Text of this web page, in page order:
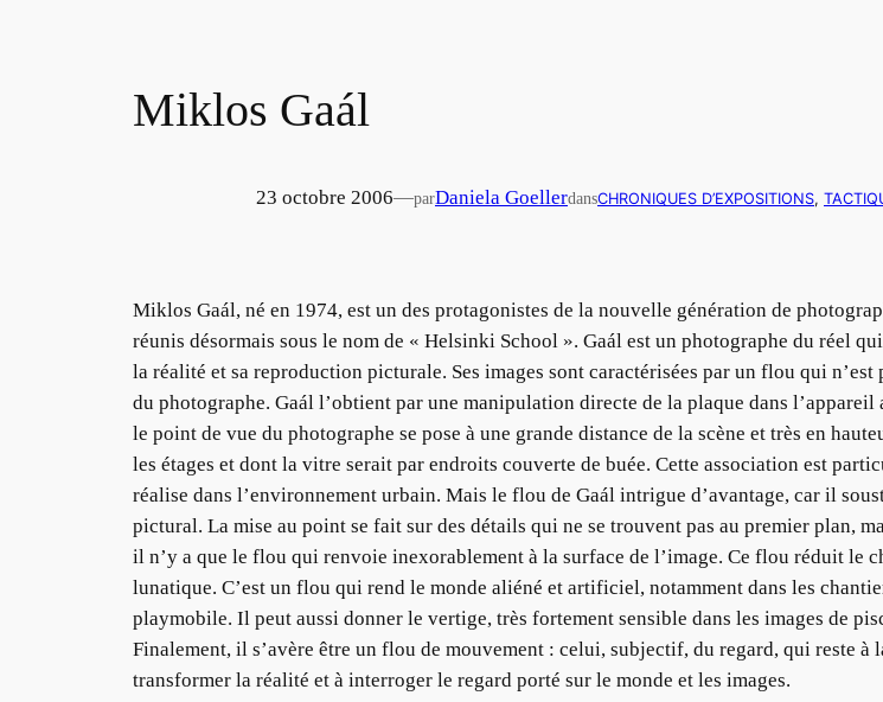
Miklos Gaál
23 octobre 2006—parDaniela GoellerdansCHRONIQUES D’EXPOSITIONS,
Miklos Gaál, né en 1974, est un des protagonistes de la nouvelle génération de
réunis désormais sous le nom de « Helsinki School ». Gaál est un photographe du réel
la réalité et sa reproduction picturale. Ses images sont caractérisées par un flou qui
du photographe. Gaál l’obtient par une manipulation directe de la plaque dans
le point de vue du photographe se pose à une grande distance de la scène et très en
les étages et dont la vitre serait par endroits couverte de buée. Cette association est
réalise dans l’environnement urbain. Mais le flou de Gaál intrigue d’avantage, car il
pictural. La mise au point se fait sur des détails qui ne se trouvent pas au premier plan,
il n’y a que le flou qui renvoie inexorablement à la surface de l’image. Ce flou réduit le
lunatique. C’est un flou qui rend le monde aliéné et artificiel, notamment dans les
playmobile. Il peut aussi donner le vertige, très fortement sensible dans les images de
Finalement, il s’avère être un flou de mouvement : celui, subjectif, du regard, qui reste à
transformer la réalité et à interroger le regard porté sur le monde et les images.